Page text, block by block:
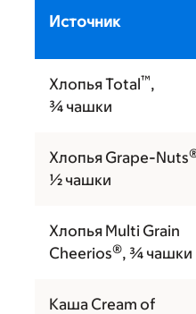
Источник
Хлопья Total™,
¾ чашки
Хлопья Grape-Nuts
½ чашки
Хлопья Multi Grain
Cheerios®, ¾ чашки
Каша Cream of